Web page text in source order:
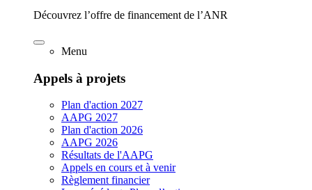
Découvrez l’offre de financement de l’ANR
Menu
Appels à projets
Plan d'action 2027
AAPG 2027
Plan d'action 2026
AAPG 2026
Résultats de l'AAPG
Appels en cours et à venir
Règlement financier